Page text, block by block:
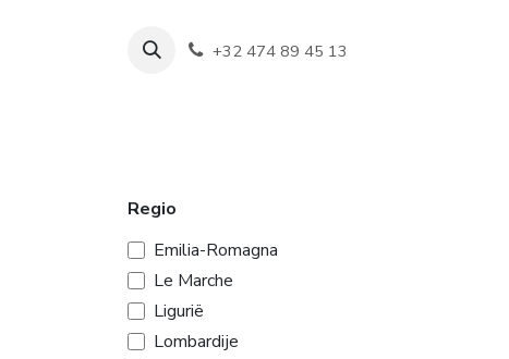
+32 474 89 45 13
Regio
Emilia-Romagna
Le Marche
Ligurië
Lombardije